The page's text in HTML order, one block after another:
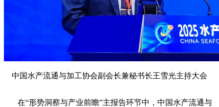
中国水产流通与加工协会副会长兼秘书长王雪光主持大会
在“形势洞察与产业前瞻”主报告环节中，中国水产流通与